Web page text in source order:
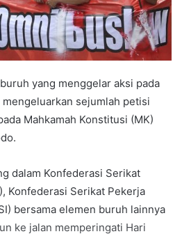
yang menggelar aksi pada
sejumlah petisi
Mahkamah Konstitusi (MK)
dalam Konfederasi Serikat
Konfederasi Serikat Pekerja
bersama elemen buruh lainnya
ke jalan memperingati Hari